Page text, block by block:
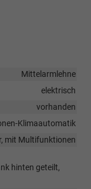
Mittelarmlehne
elektrisch
vorhanden
Klimaautomatik
mit Multifunktionen
hinten geteilt,